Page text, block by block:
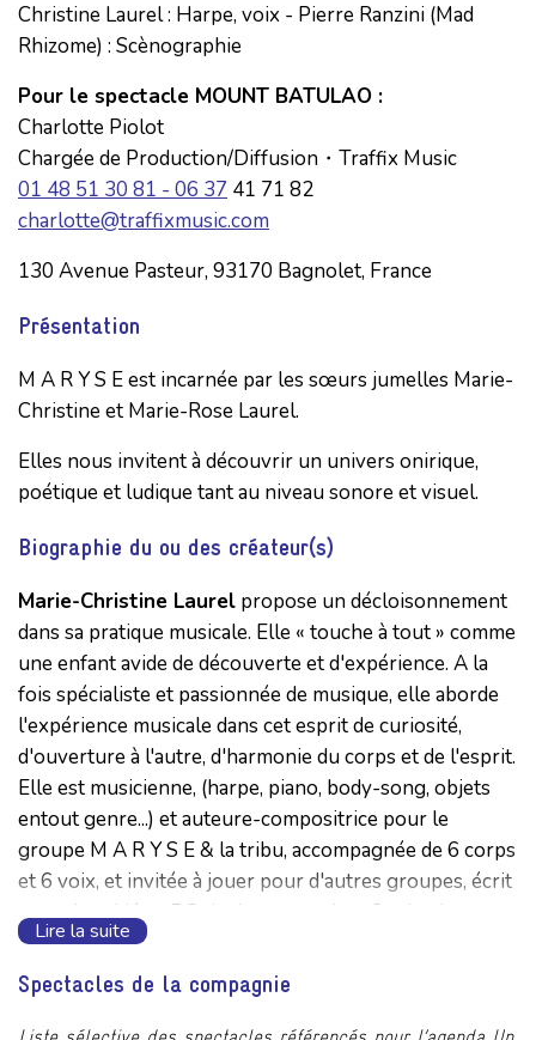
Christine Laurel : Harpe, voix - Pierre Ranzini (Mad
Rhizome) : Scènographie
Pour le spectacle MOUNT BATULAO :
Charlotte Piolot
Chargée de Production/Diffusion・Traffix Music
01 48 51 30 81 - 06 37 41 71 82
charlotte@traffixmusic.com
130 Avenue Pasteur, 93170 Bagnolet, France
Présentation
M A R Y S E est incarnée par les sœurs jumelles Marie-
Christine et Marie-Rose Laurel.
Elles nous invitent à découvrir un univers onirique,
poétique et ludique tant au niveau sonore et visuel.
Biographie du ou des créateur(s)
Marie-Christine Laurel propose un décloisonnement
dans sa pratique musicale. Elle « touche à tout » comme
une enfant avide de découverte et d'expérience. A la
fois spécialiste et passionnée de musique, elle aborde
l'expérience musicale dans cet esprit de curiosité,
d'ouverture à l'autre, d'harmonie du corps et de l'esprit.
Elle est musicienne, (harpe, piano, body-song, objets
entout genre...) et auteure-compositrice pour le
groupe M A R Y S E & la tribu, accompagnée de 6 corps
et 6 voix, et invitée à jouer pour d'autres groupes, écrit
pour des vidéos, BO de documentaire... Sophrologue et
hypnothérapeute de métier, elle accompagne en
cabinet en consultation individuelle et en cours
collectif pour aller à la recherche de chaque trésor : ses
Lire la suite
Spectacles de la compagnie